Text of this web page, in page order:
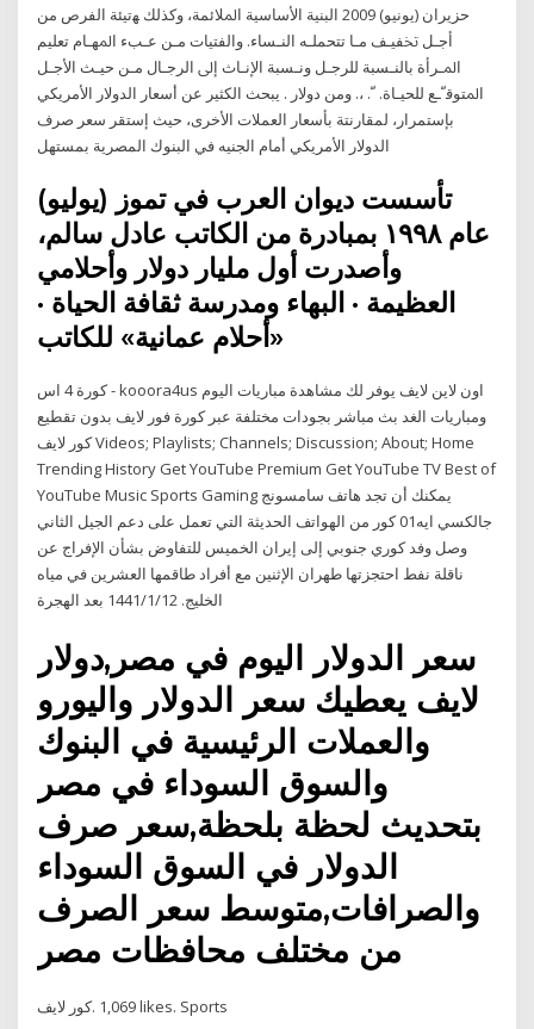
حزيران (يونيو) 2009 ﺍﻟﺒﻨﻴﺔ ﺍﻷﺳﺎﺳﻴﺔ ﺍﳌﻼﺋﻤﺔ، ﻭﻛﺬﻟﻚ ﻬﺗﻴﺌﺔ ﺍﻟﻔﺮﺹ ﻣﻦ
ﺃﺟـﻞ ﲣﻔﻴـﻒ ﻣـﺎ ﺗﺘﺤﻤﻠـﻪ ﺍﻟﻨـﺴﺎﺀ. ﻭﺍﻟﻔﺘﻴﺎﺕ ﻣـﻦ ﻋـﺐﺀ ﺍﳌﻬـﺎﻡ ﺗﻌﻠﻴﻢ
ﺍﳌـﺮﺃﺓ ﺑﺎﻟﻨـﺴﺒﺔ ﻟﻠﺮﺟـﻞ ﻭﻧـﺴﺒﺔ ﺍﻹﻧـﺎﺙ ﺇﱃ ﺍﻟﺮﺟـﺎﻝ ﻣـﻦ ﺣﻴـﺚ ﺍﻷﺟـﻞ
ﺍﳌﺘﻮﻗﹼـﻊ ﻟﻠﺤﻴـﺎﺓ. ﹼ. ،. ﻭﻣﻦ ﺩﻭﻻﺭ . يبحث الكثير عن أسعار الدولار الأمريكي
بإستمرار، لمقارنتة بأسعار العملات الأخرى، حيث إستقر سعر صرف
تأسست ديوان العرب في تموز (يوليو)
عام ١٩٩٨ بمبادرة من الكاتب عادل سالم،
وأصدرت أول مليار دولار وأحلامي
العظيمة · البهاء ومدرسة ثقافة الحياة ·
كورة 4 اس - kooora4us اون لاين لايف يوفر لك مشاهدة مباريات اليوم
ومباريات الغد بث مباشر بجودات مختلفة عبر كورة فور لايف بدون تقطيع
كور لايف Videos; Playlists; Channels; Discussion; About; Home
Trending History Get YouTube Premium Get YouTube TV Best of
YouTube Music Sports Gaming يمكنك أن تجد هاتف سامسونج
جالكسي ايه01 كور من الهواتف الحديثة التي تعمل على دعم الجيل الثاني
وصل وفد كوري جنوبي إلى إيران الخميس للتفاوض بشأن الإفراج عن
ناقلة نفط احتجزتها طهران الإثنين مع أفراد طاقمها العشرين في مياه
الخليج. 12‏‏/1‏‏/1441 بعد الهجرة
سعر الدولار اليوم في مصر,دولار
لايف يعطيك سعر الدولار واليورو
والعملات الرئيسية في البنوك
والسوق السوداء في مصر
بتحديث لحظة بلحظة,سعر صرف
الدولار في السوق السوداء
والصرافات,متوسط سعر الصرف
من مختلف محافظات مصر
‎كور لايف‎. 1,069 likes. Sports